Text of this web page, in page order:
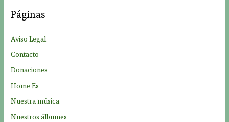
r
:
Páginas
Aviso Legal
Contacto
Donaciones
Home Es
Nuestra música
Nuestros álbumes